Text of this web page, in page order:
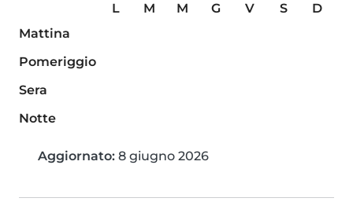
L M M G V S
D
Mattina
Pomeriggio
Sera
Notte
Aggiornato: 8 giugno 2026